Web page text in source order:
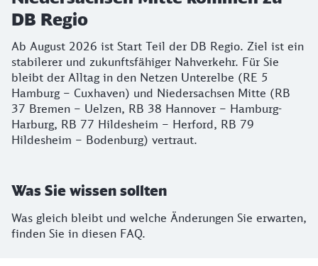
DB Regio
Ab August 2026 ist Start Teil der DB Regio. Ziel ist ein
stabilerer und zukunftsfähiger Nahverkehr. Für Sie
bleibt der Alltag in den Netzen Unterelbe (RE 5
Hamburg – Cuxhaven) und Niedersachsen Mitte (RB
37 Bremen – Uelzen, RB 38 Hannover – Hamburg-
Harburg, RB 77 Hildesheim – Herford, RB 79
Hildesheim – Bodenburg) vertraut.
Was Sie wissen sollten
Was gleich bleibt und welche Änderungen Sie erwarten,
finden Sie in diesen FAQ.